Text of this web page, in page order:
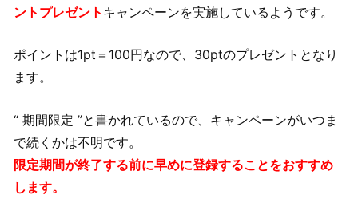
ントプレゼント キャンペーンを実施しているようです。
ポイントは1pt＝100円なので、30ptのプレゼントとなり
ます。
“ 期間限定 ”と書かれているので、キャンペーンがいつま
で続くかは不明です。
限定期間が終了する前に早めに登録することをおすすめ
します。